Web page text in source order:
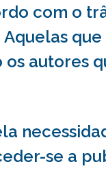
com o
Aquelas
autores
se a